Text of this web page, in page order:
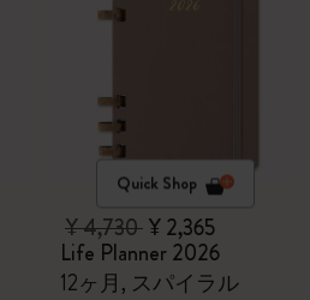
Quick Shop
¥ 4,730¥ 2,365
Life Planner 2026
12ヶ月, スパイラル